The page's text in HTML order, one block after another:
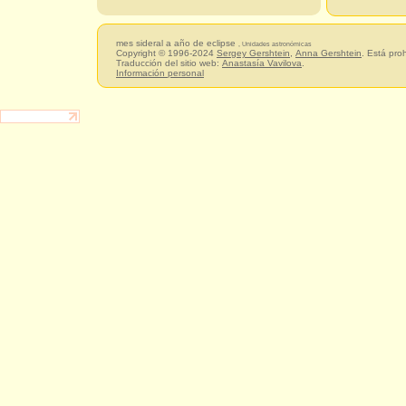
mes sideral a año de eclipse , Unidades astronómicas
Copyright © 1996-2024 Sergey Gershtein Anna Gershtein . Está
Traducción del sitio web: Anastasía Vavilova
Información personal